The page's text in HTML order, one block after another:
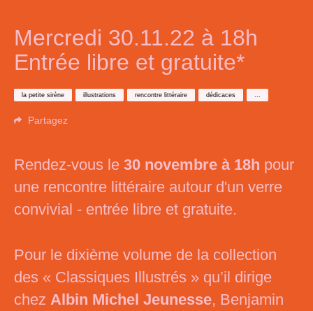
Mercredi 30.11.22 à 18h
Entrée libre et gratuite*
la petite sirène illustrations rencontre littéraire dédicaces
Partagez
Rendez-vous le 30 novembre à 18h pour
une rencontre littéraire autour d'un verre
convivial - entrée libre et gratuite.
Pour le dixième volume de la collection
des « Classiques Illustrés » qu’il dirige
chez Albin Michel Jeunesse, Benjamin